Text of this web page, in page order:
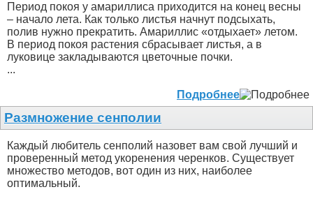
Период покоя у амариллиса приходится на конец весны
– начало лета. Как только листья начнут подсыхать,
полив нужно прекратить. Амариллис «отдыхает» летом.
В период покоя растения сбрасывает листья, а в
луковице закладываются цветочные почки.
...
Подробнее
Размножение сенполии
Каждый любитель сенполий назовет вам свой лучший и
проверенный метод укоренения черенков. Существует
множество методов, вот один из них, наиболее
оптимальный.